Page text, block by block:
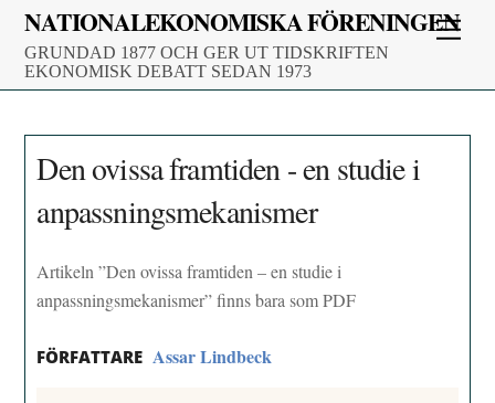
Skip
content
NATIONALEKONOMISKA FÖRENINGEN
GRUNDAD 1877 OCH GER UT TIDSKRIFTEN
EKONOMISK DEBATT SEDAN 1973
Den ovissa framtiden - en studie i
anpassningsmekanismer
Artikeln ”Den ovissa framtiden – en studie i
anpassningsmekanismer” finns bara som PDF
FÖRFATTARE Assar Lindbeck